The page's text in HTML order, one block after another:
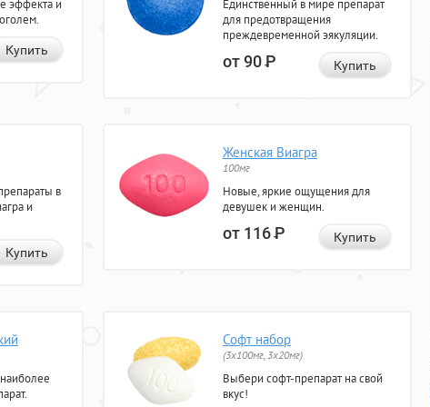
эффекта и
Купить
Единственный в мире препарат
для предотвращения
преждевременной эякуляции.
от 90Р Купить
в
и
Купить
Женская Виагра
100мг
Новые, яркие ощущения для
девушек и женщин.
от 116Р Купить
Софт набор
(3x100мг, 3x20мг)
Выбери софт-препарат на свой
вкус!